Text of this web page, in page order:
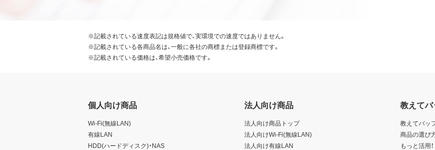
※記載されている速度表記は規格値で、実環境での速度ではありません。
※記載されている各商品名は、一般に各社の商標または登録商標です。
※記載されている価格は、希望小売価格です。
個人向け商品
Wi-Fi(無線LAN)
有線LAN
HDD(ハードディスク)・NAS
法人向け商品
法人向け商品トップ
法人向けWi-Fi(無線LAN)
法人向け有線LAN
教えて
教えてバッ
商品の選び
もっと活用！